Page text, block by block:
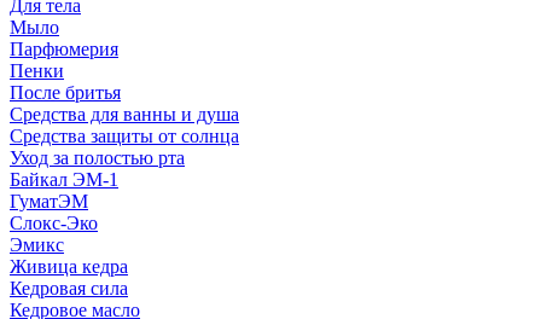
Для тела
Мыло
Парфюмерия
Пенки
После бритья
Средства для ванны и душа
Средства защиты от солнца
Уход за полостью рта
Байкал ЭМ-1
ГуматЭМ
Слокс-Эко
Эмикс
Живица кедра
Кедровая сила
Кедровое масло